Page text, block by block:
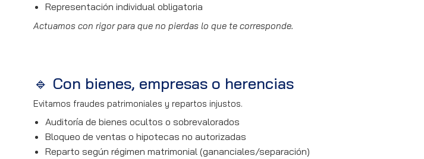
Representación individual obligatoria
Actuamos con rigor para que no pierdas lo que te corresponde.
🔹 Con bienes, empresas o herencias
Evitamos fraudes patrimoniales y repartos injustos.
Auditoría de bienes ocultos o sobrevalorados
Bloqueo de ventas o hipotecas no autorizadas
Reparto según régimen matrimonial (gananciales/separación)